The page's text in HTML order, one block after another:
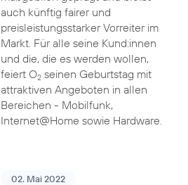
auch künftig fairer und
preisleistungsstarker Vorreiter im
Markt. Für alle seine Kund:innen
und die, die es werden wollen,
feiert O2seinen Geburtstag mit
attraktiven Angeboten in allen
Bereichen - Mobilfunk,
Internet@Home sowie Hardware.
02. Mai 2022